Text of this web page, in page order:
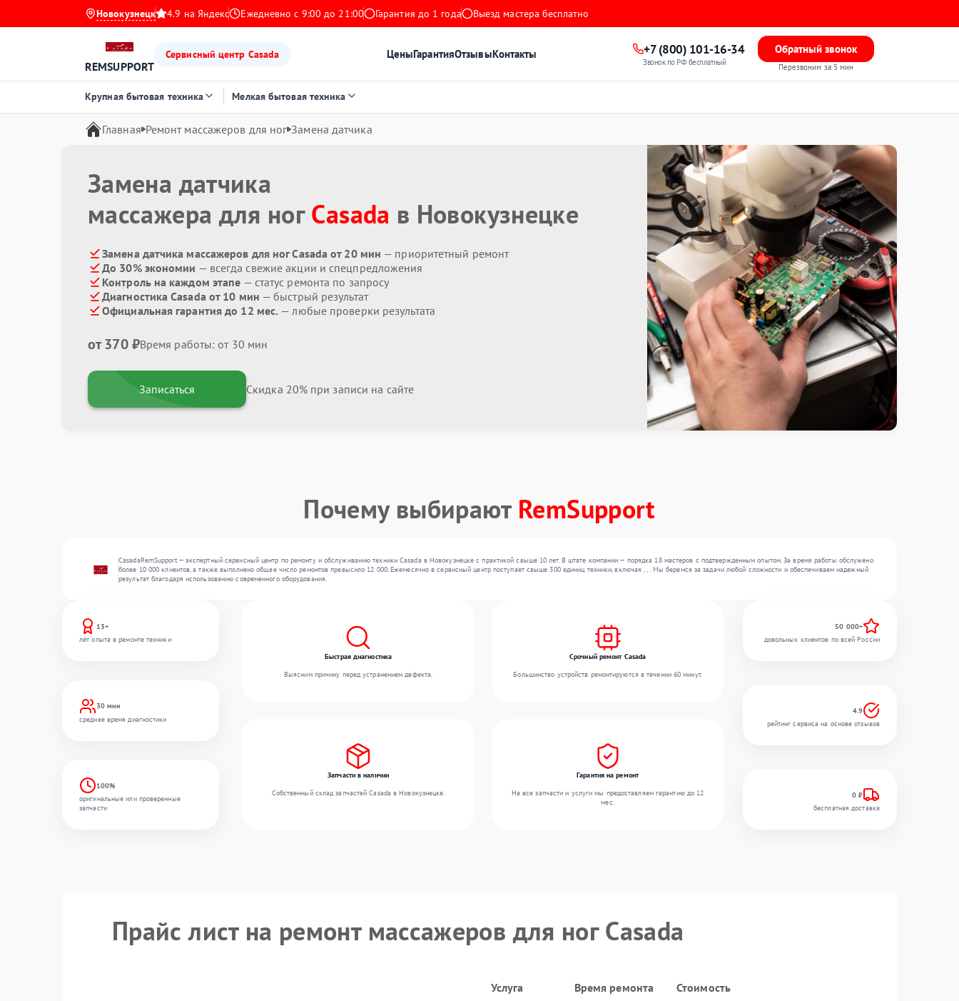
Новокузнецк 4.9 на Яндекс Ежедневно с 9:00 до 21:00 Гарантия до 1 года Выезд мастера бесплатно
REMSUPPORT
Сервисный центр Casada ЦеныГарантияОтзывыКонтакты +7 (800) 101-16-34
Звонок по РФ бесплатный
Обратный звонок
Перезвоним за 5 мин
Крупная бытовая техника Мелкая бытовая техника
Главная Ремонт массажеров для ног Замена датчика
Замена датчика
массажера для ногCasada в Новокузнецке
Замена датчика массажеров для ног Casada от 20 мин — приоритетный ремонт
До 30% экономии — всегда свежие акции и спецпредложения
Контроль на каждом этапе — статус ремонта по запросу
Диагностика Casada от 10 мин — быстрый результат
Официальная гарантия до 12 мес. — любые проверки результата
от 370 ₽Время работы: от 30 мин
Записаться Скидка 20% при записи на сайте
Почему выбирают RemSupport
CasadaRemSupport — экспертный сервисный центр по ремонту и обслуживанию техники Casada в Новокузнецке с практикой свыше 10 лет. В штате компании — порядка 18 мастеров с подтвержденным опытом. За время работы обслужено
более 10 000 клиентов, а также выполнено общее число ремонтов превысило 12 000. Ежемесячно в сервисный центр поступает свыше 300 единиц техники, включая , , . Мы беремся за задачи любой сложности и обеспечиваем надежный
результат благодаря использованию современного оборудования.
13+
лет опыта в ремонте техники
30 мин
среднее время диагностики
100%
оригинальные или проверенные
запчасти
Быстрая диагностика
Выясним причину перед устранением дефекта.
Срочный ремонт Casada
Большинство устройств ремонтируются в течении 60 минут.
Запчасти в наличии
Собственный склад запчастей Casada в Новокузнецке.
Гарантия на ремонт
На все запчасти и услуги мы предоставляем гарантию до 12
мес.
50 000+
довольных клиентов по всей России
4.9
рейтинг сервиса на основе отзывов
0 ₽
бесплатная доставка
Прайс лист на ремонт массажеров для ног Casada
Услуга Время ремонта Стоимость